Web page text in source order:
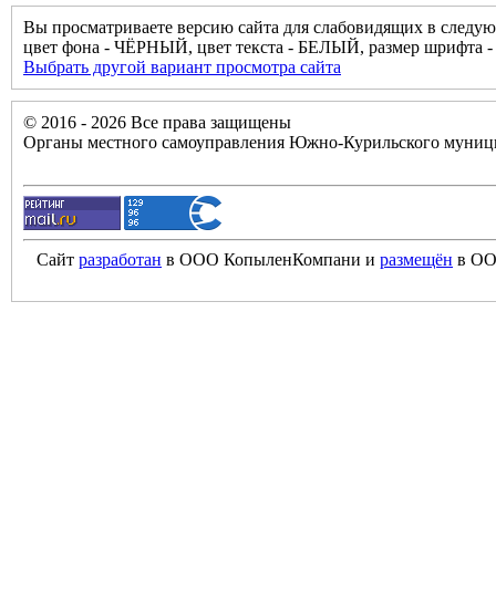
Вы просматриваете версию сайта для слабовидящих в
цвет фона - ЧЁРНЫЙ, цвет текста - БЕЛЫЙ, размер
Выбрать другой вариант просмотра сайта
© 2016 - 2026 Все права защищены
Органы местного самоуправления Южно-Курильского
Сайт разработан в ООО КопыленКомпани и размещён в